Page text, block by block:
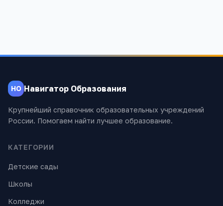
НО Навигатор Образования
Крупнейший справочник образовательных учреждений
России. Помогаем найти лучшее образование.
КАТЕГОРИИ
Детские сады
Школы
Колледжи